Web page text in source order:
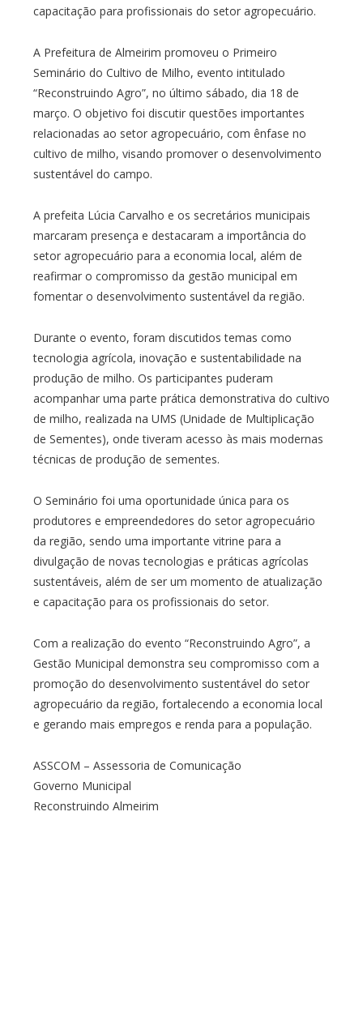
capacitação para profissionais do setor agropecuário.
A Prefeitura de Almeirim promoveu o Primeiro
Seminário do Cultivo de Milho, evento intitulado
“Reconstruindo Agro”, no último sábado, dia 18 de
março. O objetivo foi discutir questões importantes
relacionadas ao setor agropecuário, com ênfase no
cultivo de milho, visando promover o desenvolvimento
sustentável do campo.
A prefeita Lúcia Carvalho e os secretários municipais
marcaram presença e destacaram a importância do
setor agropecuário para a economia local, além de
reafirmar o compromisso da gestão municipal em
fomentar o desenvolvimento sustentável da região.
Durante o evento, foram discutidos temas como
tecnologia agrícola, inovação e sustentabilidade na
produção de milho. Os participantes puderam
acompanhar uma parte prática demonstrativa do cultivo
de milho, realizada na UMS (Unidade de Multiplicação
de Sementes), onde tiveram acesso às mais modernas
técnicas de produção de sementes.
O Seminário foi uma oportunidade única para os
produtores e empreendedores do setor agropecuário
da região, sendo uma importante vitrine para a
divulgação de novas tecnologias e práticas agrícolas
sustentáveis, além de ser um momento de atualização
e capacitação para os profissionais do setor.
Com a realização do evento “Reconstruindo Agro”, a
Gestão Municipal demonstra seu compromisso com a
promoção do desenvolvimento sustentável do setor
agropecuário da região, fortalecendo a economia local
e gerando mais empregos e renda para a população.
ASSCOM – Assessoria de Comunicação
Governo Municipal
Reconstruindo Almeirim